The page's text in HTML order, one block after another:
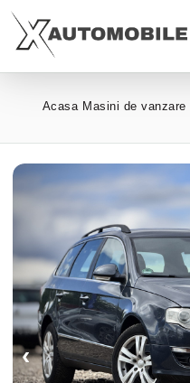
Acasa Masini de vanzare